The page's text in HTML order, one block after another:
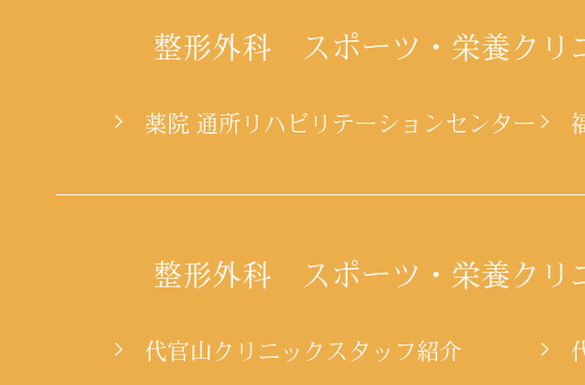
整形外科 スポーツ・栄養クリ
薬院 通所リハビリテーションセンター
整形外科 スポーツ・栄養クリ
代官山クリニックスタッフ紹介